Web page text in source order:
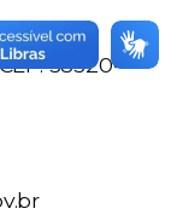
1455
38320-